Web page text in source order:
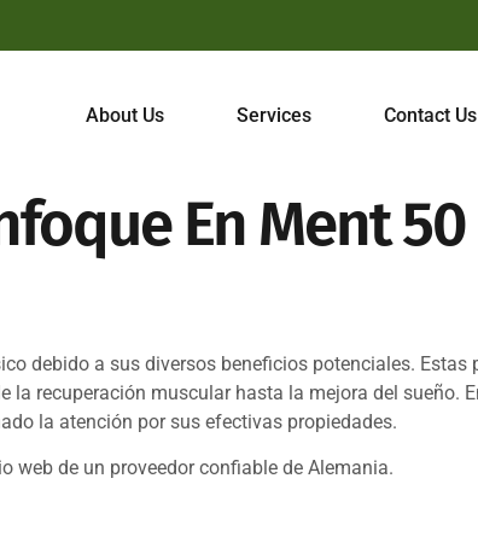
About Us Services Contact Us
En Ment
debido a sus diversos beneficios potenciales. Estas
recuperación muscular hasta la mejora del sueño.
la atención por sus efectivas propiedades.
web de un proveedor confiable de Alemania.